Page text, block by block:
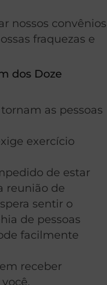
nossos convênios
fraquezas e
dos Doze
as pessoas
exercício
de estar
reunião de
sentir o
de pessoas
facilmente
receber